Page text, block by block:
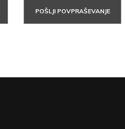
POŠLJI POVPRAŠEVANJE